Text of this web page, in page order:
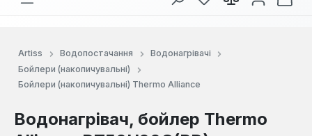
Artiss Водопостачання
Водонагрівачі
Бойлери (накопичувальні)
Бойлери (накопичувальні) Thermo Alliance
Водонагрівач, бойлер Thermo